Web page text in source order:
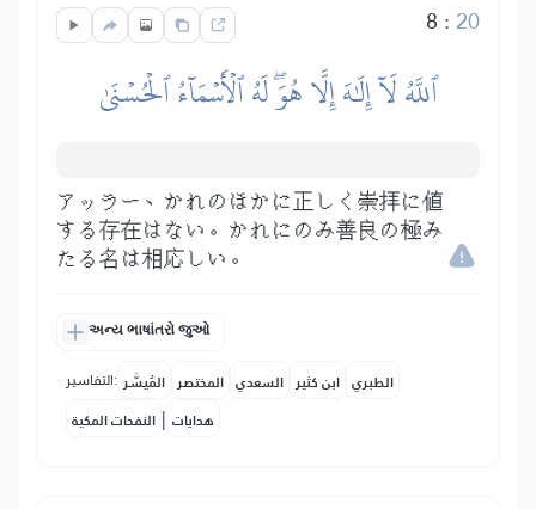
8 : 20
ٱللَّهُ لَآ إِلَٰهَ إِلَّا هُوَۖ لَهُ ٱلۡأَسۡمَآءُ ٱلۡحُسۡنَىٰ
アッラー、かれのほかに正しく崇拝に値
する存在はない。かれにのみ善良の極み
たる名は相応しい。
અન્ય ભાષાંતરો જુઓ
التفاسير: المُيسَّر المختصر السعدي ابن كثير الطبري
النفحات المكية | هدايات